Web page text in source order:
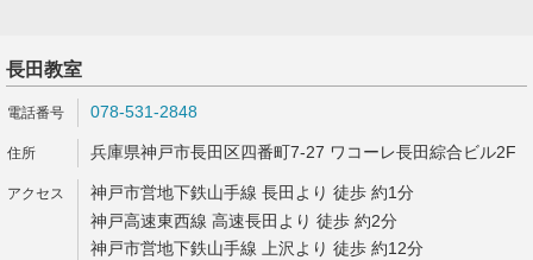
長田教室
078-531-2848
兵庫県神戸市長田区四番町7-27 ワコーレ長田綜合ビル2F
神戸市営地下鉄山手線 長田より 徒歩 約1分
神戸高速東西線 高速長田より 徒歩 約2分
神戸市営地下鉄山手線 上沢より 徒歩 約12分